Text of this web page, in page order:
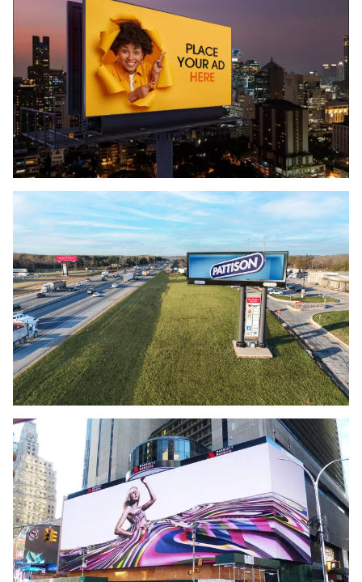
التثبيت/التعليق
المقياس الرمادي: 14 بت
زاوية النظر: H:140°؛ V:120°
درجة الحرارة التشغيلية: -20°C~+60°C
رطوبة العمل: 10٪ إلى 90٪ RH